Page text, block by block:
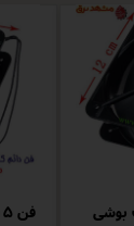
فن 12 در 12 سانت بوشی
فن 12 در 12 سانت بلبرینگ دار